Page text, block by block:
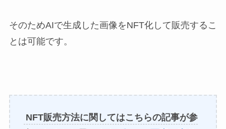
そのためAIで生成した画像をNFT化して販売するこ
とは可能です。
NFT販売方法に関してはこちらの記事が参